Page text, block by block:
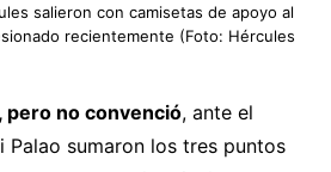
salieron con camisetas de apoyo al
recientemente (Foto: Hércules
pero no convenció, ante el
Palao sumaron los tres puntos